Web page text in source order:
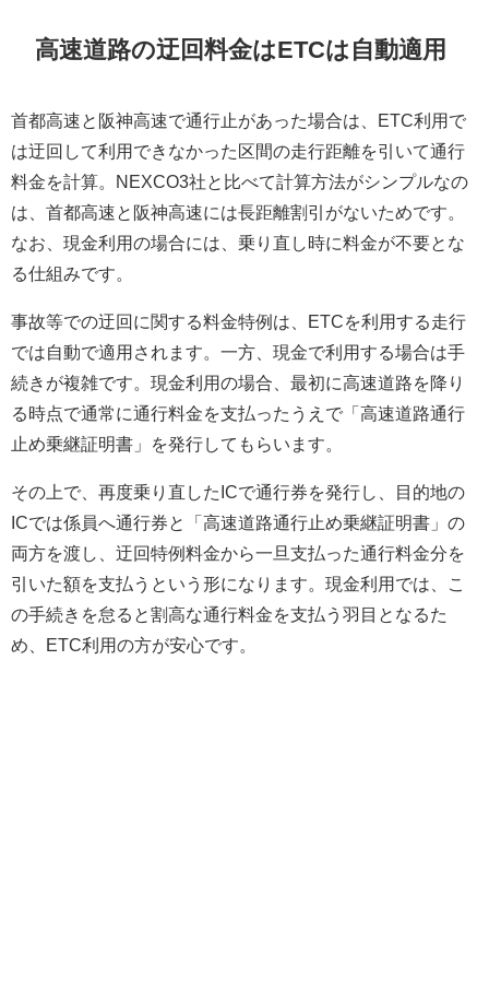
高速道路の迂回料金はETCは自動適用
首都高速と阪神高速で通行止があった場合は、ETC利用で
は迂回して利用できなかった区間の走行距離を引いて通行
料金を計算。NEXCO3社と比べて計算方法がシンプルなの
は、首都高速と阪神高速には長距離割引がないためです。
なお、現金利用の場合には、乗り直し時に料金が不要とな
る仕組みです。
事故等での迂回に関する料金特例は、ETCを利用する走行
では自動で適用されます。一方、現金で利用する場合は手
続きが複雑です。現金利用の場合、最初に高速道路を降り
る時点で通常に通行料金を支払ったうえで「高速道路通行
止め乗継証明書」を発行してもらいます。
その上で、再度乗り直したICで通行券を発行し、目的地の
ICでは係員へ通行券と「高速道路通行止め乗継証明書」の
両方を渡し、迂回特例料金から一旦支払った通行料金分を
引いた額を支払うという形になります。現金利用では、こ
の手続きを怠ると割高な通行料金を支払う羽目となるた
め、ETC利用の方が安心です。